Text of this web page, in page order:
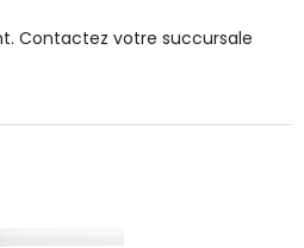
Contactez votre succursale